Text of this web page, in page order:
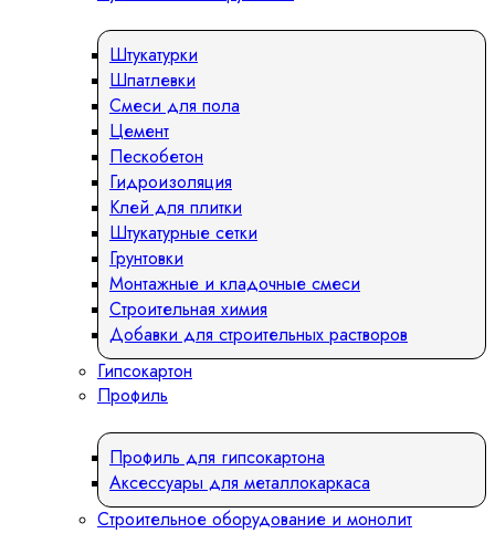
Штукатурки
Шпатлевки
Смеси для пола
Цемент
Пескобетон
Гидроизоляция
Клей для плитки
Штукатурные сетки
Грунтовки
Монтажные и кладочные смеси
Строительная химия
Добавки для строительных растворов
Гипсокартон
Профиль
Профиль для гипсокартона
Аксессуары для металлокаркаса
Строительное оборудование и монолит